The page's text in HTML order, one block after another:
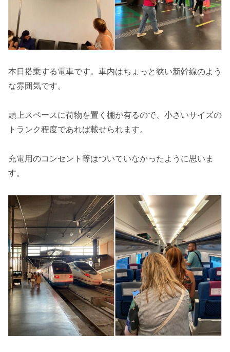
本日搭乗する電車です。車内はちょっと狭い新幹線のよう
な雰囲気です。
頭上スペースに荷物を置く棚が有るので、小さいサイズの
トランク程度であれば載せられます。
充電用のコンセント等はついていなかったように思いま
す。